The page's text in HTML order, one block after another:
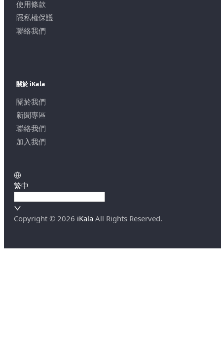
使用條款
隱私權保護
聯絡我們
關於 iKala
關於我們
新聞專區
聯絡我們
加入我們
繁中
Copyright © 2026 iKala All Rights Reserved.